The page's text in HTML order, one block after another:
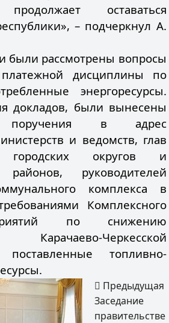
продолжает оставаться
– подчеркнул А.
были рассмотрены вопросы
дисциплины по
энергоресурсы.
докладов, были вынесены
поручения в адрес
и ведомств, глав
городских округов и
районов, руководителей
комплекса в
Комплексного
по снижению
Карачаево-Черкесской
топливно-
Предыдущая
Заседание
правительстве